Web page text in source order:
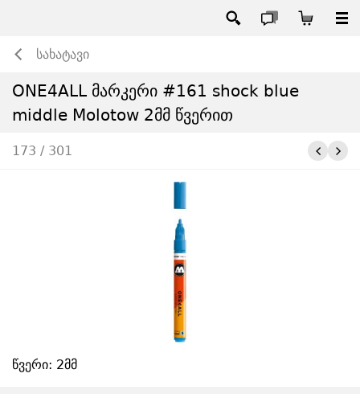
სახატავი
ONE4ALL მარკერი #161 shock blue
middle Molotow 2მმ წვერით
173 / 301
წვერი: 2მმ